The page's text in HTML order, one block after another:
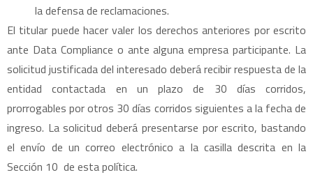
la defensa de reclamaciones.
El titular puede hacer valer los derechos anteriores por escrito
ante Data Compliance o ante alguna empresa participante. La
solicitud justificada del interesado deberá recibir respuesta de la
entidad contactada en un plazo de 30 días corridos,
prorrogables por otros 30 días corridos siguientes a la fecha de
ingreso. La solicitud deberá presentarse por escrito, bastando
el envío de un correo electrónico a la casilla descrita en la
Sección 10 de esta política.